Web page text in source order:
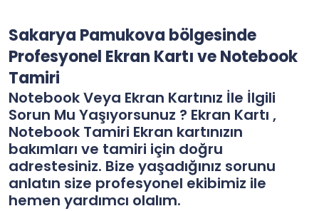
Sakarya Pamukova bölgesinde
Profesyonel Ekran Kartı ve Notebook
Tamiri
Notebook Veya Ekran Kartınız İle İlgili
Sorun Mu Yaşıyorsunuz ? Ekran Kartı ,
Notebook Tamiri Ekran kartınızın
bakımları ve tamiri için doğru
adrestesiniz. Bize yaşadığınız sorunu
anlatın size profesyonel ekibimiz ile
hemen yardımcı olalım.